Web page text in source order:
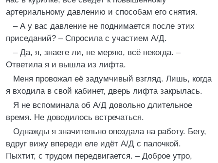
артериальному давлению и способам его снятия.
– А у вас давление не поднимается после этих
приседаний? – Спросила с участием А/Д.
– Да, я, знаете ли, не меряю, всё некогда. –
Ответила я и вышла из лифта.
Меня провожал её задумчивый взгляд. Лишь, когда
я входила в свой кабинет, дверь лифта закрылась.
Я не вспоминала об А/Д довольно длительное
время. Не доводилось встречаться.
Однажды я значительно опоздала на работу. Бегу,
вдруг вижу впереди еле идёт А/Д с палочкой.
Пыхтит, с трудом передвигается. – Доброе утро,